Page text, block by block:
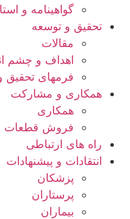
گواهينامه و
تحقيق و توسعه
مقالات
اهداف و چشم
فرمهای تحقیق
همکاری و مشارکت
همکاری
فروش قطعات
راه های ارتباطی
انتقادات و پيشنهادات
پزشكان
پرستاران
بيماران